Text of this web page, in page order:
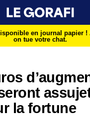
en journal papier !
on tue votre chat.
la fortune